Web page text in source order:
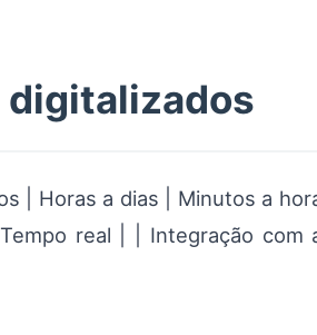
digitalizados
| Horas a dias | Minutos a
real | | Integração com